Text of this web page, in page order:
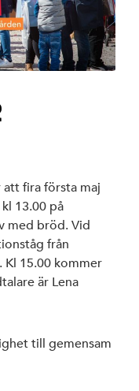
Vår politik
SSU Linköping
Region
fira första maj
13.00 på
med bröd. Vid
från
Kl 15.00 kommer
är Lena
till gemensam